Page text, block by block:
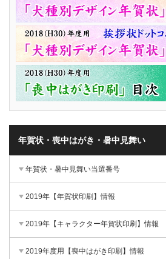
年賀状・喪中はがき・暑中見舞い
年賀状・暑中見舞い当選番号
2019年【年賀状印刷】情報
2019年【キャラクター年賀状印刷】情報
2019年度用【喪中はがき印刷】情報